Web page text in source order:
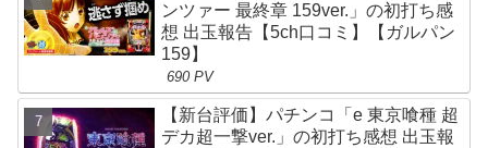
ンツァー 最終章 159ver.」の初打ち感
想 出玉報告【5ch口コミ】【ガルパン
159】
690 PV
【新台評価】パチンコ「e 東京喰種 超
デカ超一撃ver.」の初打ち感想 出玉報